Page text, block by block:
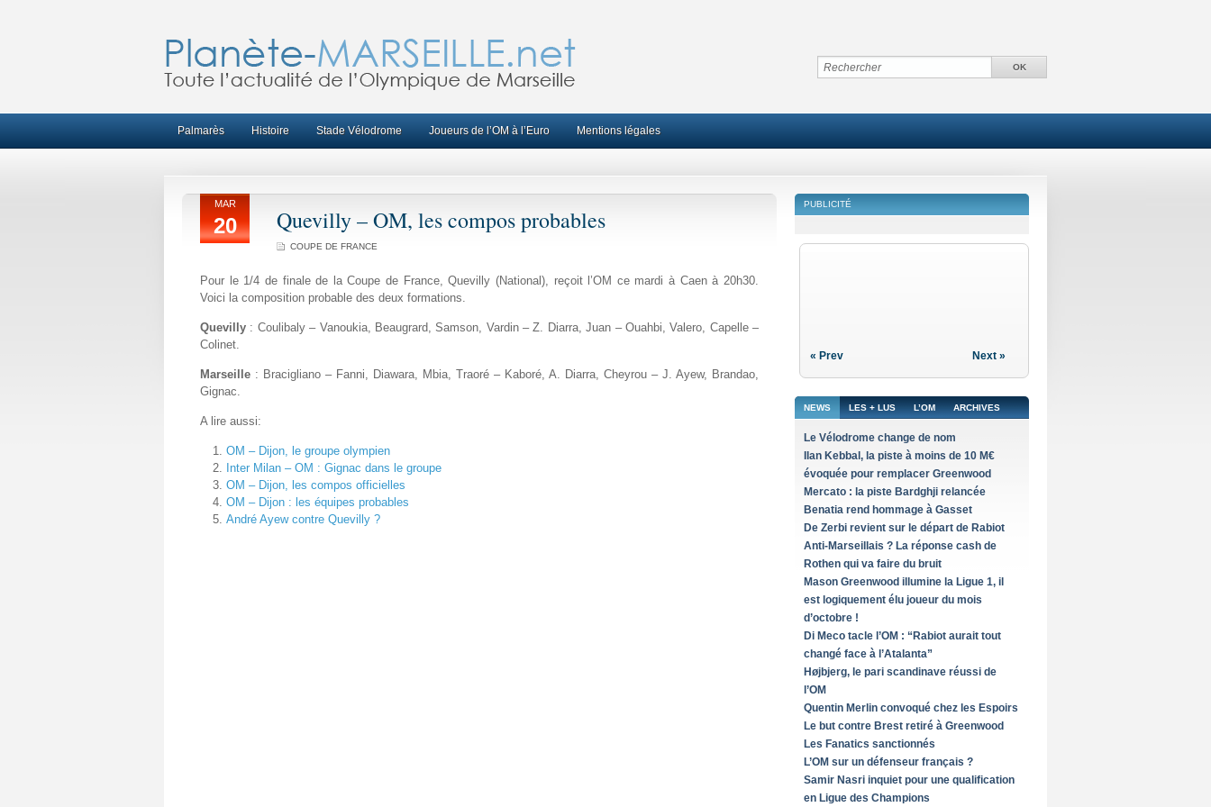
Palmarès Histoire Stade Vélodrome Joueurs de l’OM à l’Euro Mentions légales
MAR
20 Quevilly – OM, les compos probables
COUPE DE FRANCE
Pour le 1/4 de finale de la Coupe de France, Quevilly (National), reçoit l’OM ce mardi à Caen à 20h30.
Voici la composition probable des deux formations.
Quevilly : Coulibaly – Vanoukia, Beaugrard, Samson, Vardin – Z. Diarra, Juan – Ouahbi, Valero, Capelle –
Colinet.
Marseille : Bracigliano – Fanni, Diawara, Mbia, Traoré – Kaboré, A. Diarra, Cheyrou – J. Ayew, Brandao,
Gignac.
A lire aussi:
OM – Dijon, le groupe olympien
Inter Milan – OM : Gignac dans le groupe
OM – Dijon, les compos officielles
OM – Dijon : les équipes probables
André Ayew contre Quevilly ?
PUBLICITÉ
« Prev Next »
NEWS LES + LUS L’OM ARCHIVES
Le Vélodrome change de nom
Ilan Kebbal, la piste à moins de 10 M€
évoquée pour remplacer Greenwood
Mercato : la piste Bardghji relancée
Benatia rend hommage à Gasset
De Zerbi revient sur le départ de Rabiot
Anti-Marseillais ? La réponse cash de
Rothen qui va faire du bruit
Mason Greenwood illumine la Ligue 1, il
est logiquement élu joueur du mois
d’octobre !
Di Meco tacle l’OM : “Rabiot aurait tout
changé face à l’Atalanta”
Højbjerg, le pari scandinave réussi de
l’OM
Quentin Merlin convoqué chez les Espoirs
Le but contre Brest retiré à Greenwood
Les Fanatics sanctionnés
L’OM sur un défenseur français ?
Samir Nasri inquiet pour une qualification
en Ligue des Champions